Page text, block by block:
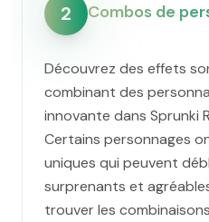
2 Combos de
Découvrez des effets
combinant des
innovante dans Sprunki
Certains personnages
uniques qui peuvent
surprenants et
trouver les